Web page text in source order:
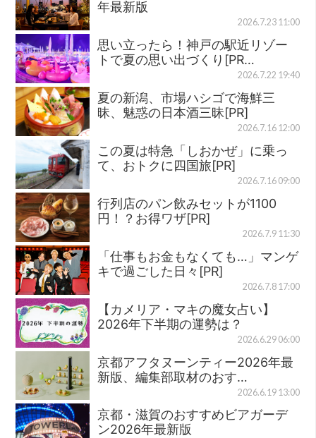
年最新版
2026.7.23 11:00
思い立ったら！神戸の駅近リゾー
トで夏の思い出づくり[PR…
2026.7.22 19:40
夏の新潟、市場ハシゴで海鮮三
昧、魅惑の日本酒三昧[PR]
2026.7.16 12:00
この夏は特急「しおかぜ」に乗っ
て、おトクに四国旅[PR]
2026.7.16 09:00
行列店のパン飲みセットが1100
円！？お得ワザ[PR]
2026.7.9 11:30
「仕事もお金もなくても…」マンゲ
キで過ごした日々[PR]
2026.7.8 17:00
【カメリア・マキの魔女占い】
2026年下半期の運勢は？
2026.6.29 06:00
京都アフタヌーンティー2026年最
新版、編集部取材のおす…
2026.6.19 13:00
京都・滋賀のおすすめビアガーデ
ン2026年最新版